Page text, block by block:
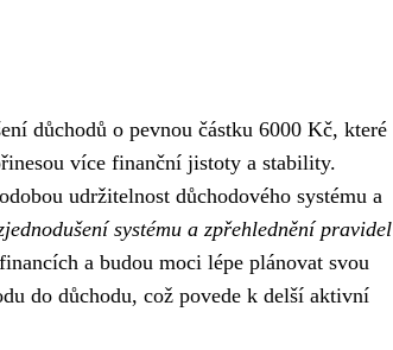
důchodů o pevnou částku 6000 Kč, které
více finanční jistoty a stability.
udržitelnost důchodového systému a
systému a zpřehlednění pravidel
a budou moci lépe plánovat svou
do důchodu, což povede k delší aktivní